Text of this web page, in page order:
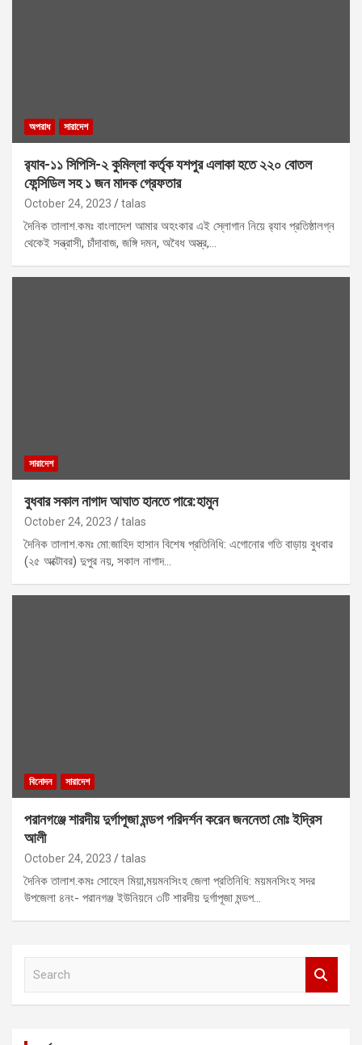
অপরাধ সারাদেশ
র‍্যাব-১১ সিপিসি-২ কুমিল্লা কর্তৃক যশপুর এলাকা হতে ২২০ বোতল
ফেন্সিডিল সহ ১ জন মাদক গ্রেফতার
October 24, 2023 talas
দৈনিক তালাশ.কমঃ বাংলাদেশ আমার অহংকার এই স্লোগান নিয়ে র‍্যাব প্রতিষ্ঠালগ্ন
থেকেই সন্ত্রাসী, চাঁদাবাজ, জঙ্গি দমন, অবৈধ অস্ত্র,…
সারাদেশ
বুধবার সকাল নাগাদ আঘাত হানতে পারে:হামুন
October 24, 2023 talas
দৈনিক তালাশ.কমঃ মো:জাহিদ হাসান বিশেষ প্রতিনিধি: এগোনোর গতি বাড়ায় বুধবার
(২৫ অক্টোবর) দুপুর নয়, সকাল নাগাদ…
বিনোদন সারাদেশ
পরানগঞ্জে শারদীয় দুর্গাপূজা মন্ডপ পরিদর্শন করেন জননেতা মোঃ ইদ্রিস
আলী
October 24, 2023 talas
দৈনিক তালাশ.কমঃ সোহেল মিয়া,ময়মনসিংহ জেলা প্রতিনিধি: ময়মনসিংহ সদর
উপজেলা ৪নং- পরানগঞ্জ ইউনিয়নে ৩টি শারদীয় দুর্গাপূজা মন্ডপ…